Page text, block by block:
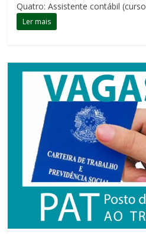
Quatro: Assistente contábil (curso
Ler mais